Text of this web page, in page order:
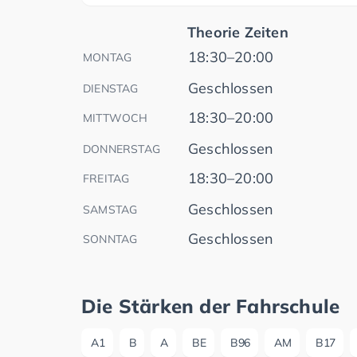
Theorie Zeiten
MONTAG 18:30–20:00
DIENSTAG Geschlossen
MITTWOCH 18:30–20:00
DONNERSTAG Geschlossen
FREITAG 18:30–20:00
SAMSTAG Geschlossen
SONNTAG Geschlossen
Die Stärken der Fahrschule
A1 B A BE B96 AM B17